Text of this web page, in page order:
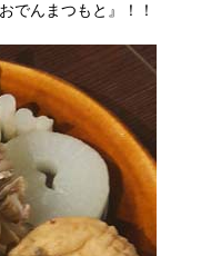
でんまつもと』！！